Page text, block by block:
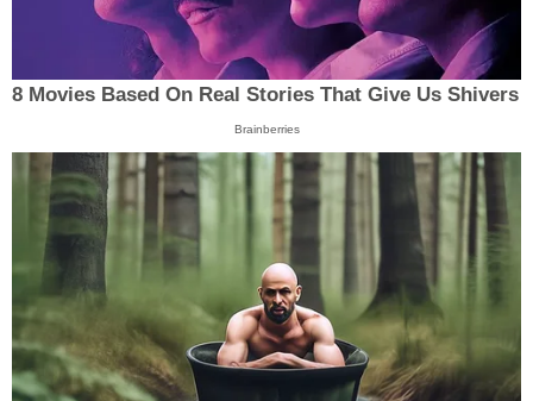
8 Movies Based On Real Stories That Give Us Shivers
Brainberries